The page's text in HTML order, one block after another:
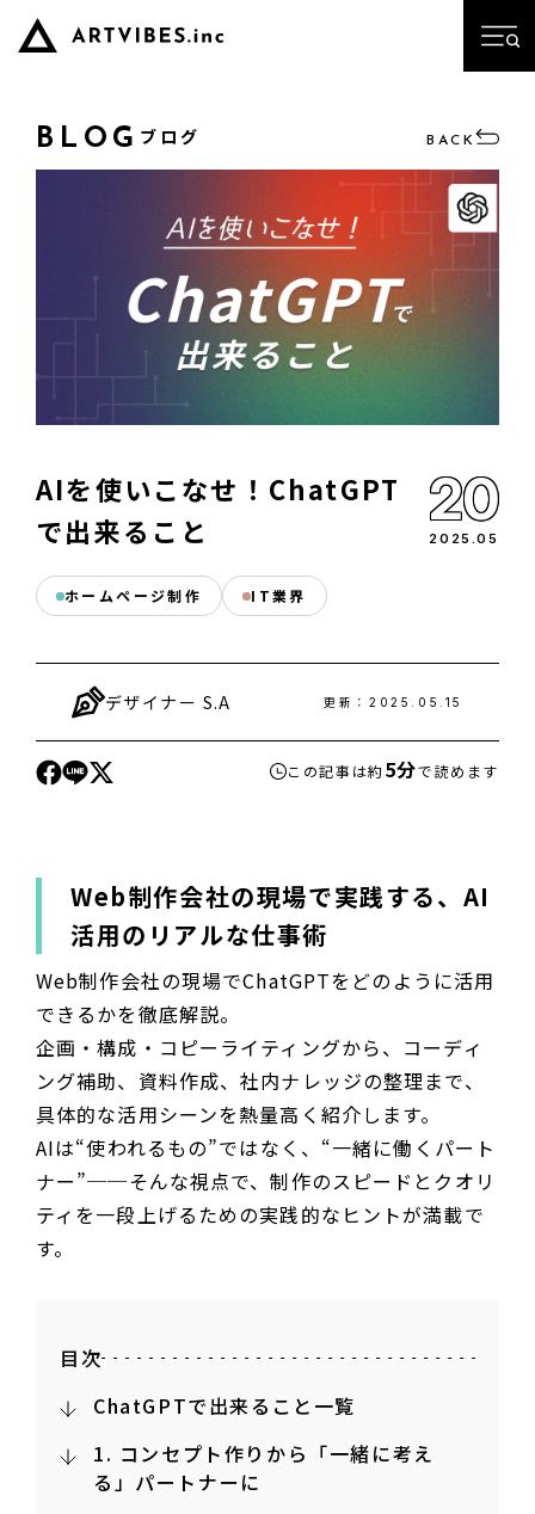
BLOG ブログ BACK
AIを使いこなせ！ChatGPT
で出来ること
20
2025 .05
ホームページ制作 IT業界
デザイナー S.A 更新： 2025.05.15
この記事は約5分で読めます
Web制作会社の現場で実践する、AI
活用のリアルな仕事術
Web制作会社の現場でChatGPTをどのように活用
できるかを徹底解説。
企画・構成・コピーライティングから、コーディ
ング補助、資料作成、社内ナレッジの整理まで、
具体的な活用シーンを熱量高く紹介します。
AIは“使われるもの”ではなく、“一緒に働くパート
ナー”──そんな視点で、制作のスピードとクオリ
ティを一段上げるための実践的なヒントが満載で
す。
目次
ChatGPTで出来ること一覧
1. コンセプト作りから「一緒に考え
る」パートナーに